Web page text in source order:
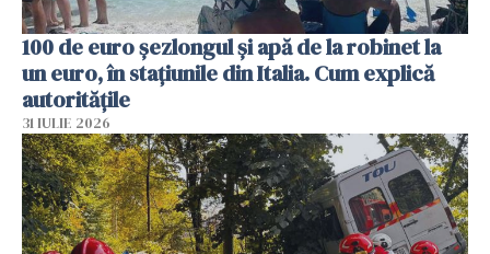
100 de euro șezlongul și apă de la robinet la
un euro, în stațiunile din Italia. Cum explică
autoritățile
31 IULIE 2026